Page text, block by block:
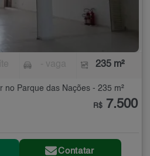
235 m²
no Parque das Nações - 235 m²
R$ 7.500
Contatar